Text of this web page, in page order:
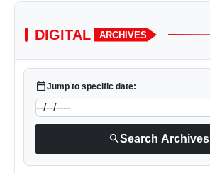
DIGITAL ARCHIVES
calendar_todayJump to specific date:
searchSearch Archives